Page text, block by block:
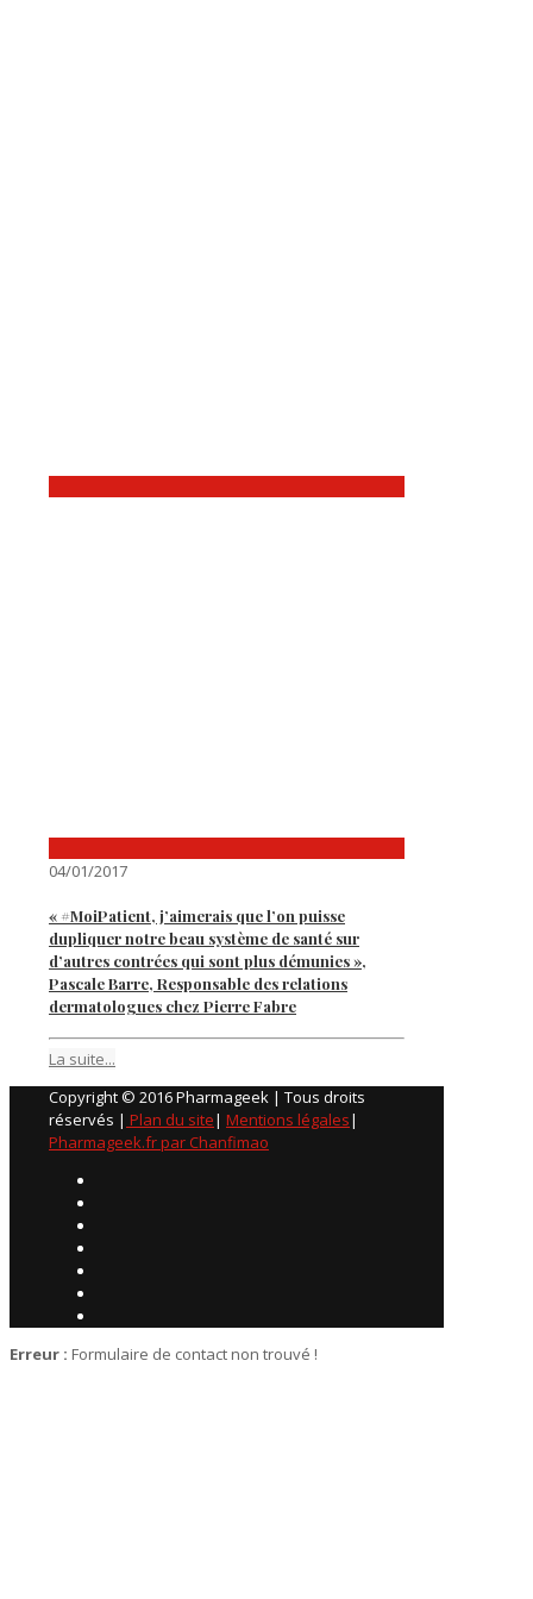
04/01/2017
« #MoiPatient, j’aimerais que l’on puisse
dupliquer notre beau système de santé sur
d’autres contrées qui sont plus démunies »,
Pascale Barre, Responsable des relations
dermatologues chez Pierre Fabre
La suite...
Copyright © 2016 Pharmageek | Tous droits
réservés | Plan du site| Mentions légales|
Pharmageek.fr par Chanfimao
Erreur : Formulaire de contact non trouvé !